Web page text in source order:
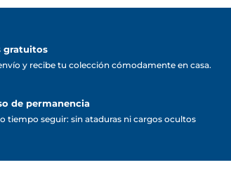
gratuitos
y recibe tu colección cómodamente en casa.
de permanencia
tiempo seguir: sin ataduras ni cargos ocultos